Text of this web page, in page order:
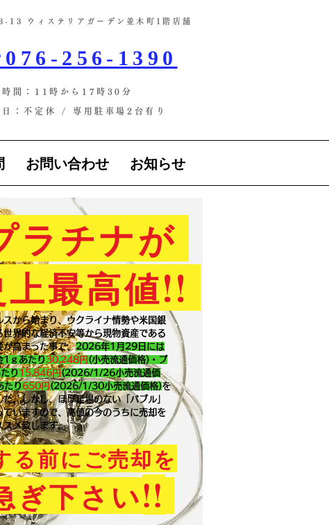
ウィステリアガーデン並木町1階店舗​
256-1390
時間：11時から17時30分
日：不定休 / ​専用駐車場2台有り
お問い合わせ お知らせ
ラチナが
最高値!!
スから始まり、ウクライナ情勢や米国銀
世界的な経済不安等から現物資産である
が高まった事で、2026年1月29 日には
1ｇあたり30,248円 (小売流通価格)・プ
り 15,846 円 (2026/1/26小売流通価
たり 650 円 (2026/1/30小売流通価格)を
。​しかし、ほぼ足場のない「バブル」
ていますので、高値の今のうちに売却を
スメ致します。
る前にご売却を
ぎ下さい!!